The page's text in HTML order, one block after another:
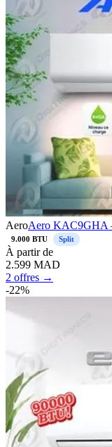
AeroAero
9.000 BTU Split
À partir de
2.599 MAD
2 offres →
-22%